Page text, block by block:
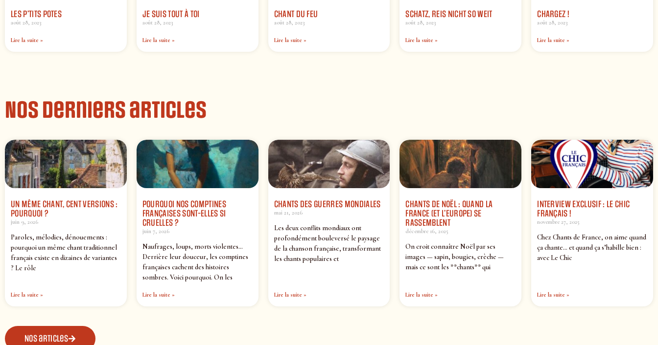
LES P’TITS POTES
août 28, 2023
Lire la suite »
JE SUIS TOUT À TOI
août 28, 2023
Lire la suite »
CHANT DU FEU
août 28, 2023
Lire la suite »
SCHATZ, REIS NICHT SO WEIT
août 28, 2023
Lire la suite »
CHARGEZ !
août 28, 2023
Lire la suite »
Nos derniers articles
UN MÊME CHANT, CENT VERSIONS :
POURQUOI ?
juin 9, 2026
Paroles, mélodies, dénouements :
pourquoi un même chant traditionnel
français existe en dizaines de variantes
? Le rôle
Lire la suite »
POURQUOI NOS COMPTINES
FRANÇAISES SONT-ELLES SI
CRUELLES ?
juin 7, 2026
Naufrages, loups, morts violentes…
Derrière leur douceur, les comptines
françaises cachent des histoires
sombres. Voici pourquoi. On les
Lire la suite »
CHANTS DES GUERRES MONDIALES
mai 21, 2026
Les deux conflits mondiaux ont
profondément bouleversé le paysage
de la chanson française, transformant
les chants populaires et
Lire la suite »
CHANTS DE NOËL : QUAND LA
FRANCE (ET L’EUROPE) SE
RASSEMBLENT
décembre 16, 2025
On croit connaître Noël par ses
images — sapin, bougies, crèche —
mais ce sont les **chants** qui
Lire la suite »
INTERVIEW EXCLUSIF : LE CHIC
FRANÇAIS !
novembre 27, 2025
Chez Chants de France, on aime quand
ça chante… et quand ça s’habille bien :
avec Le Chic
Lire la suite »
Nos articles